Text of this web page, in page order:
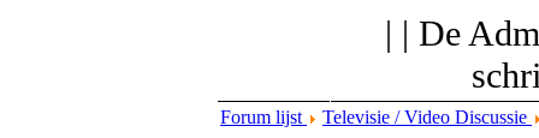
| | De
Forum lijst Televisie / Video Discussie